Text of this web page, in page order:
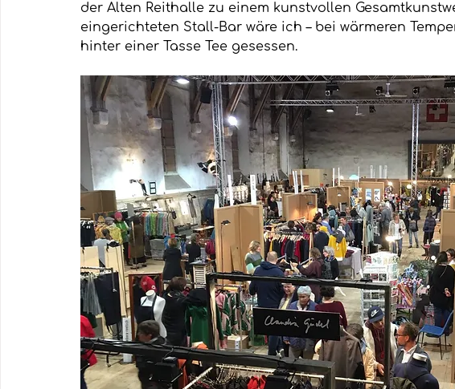
der Alten Reithalle zu einem kunstvollen
eingerichteten Stall-Bar wäre ich – bei wärmeren
hinter einer Tasse Tee gesessen.